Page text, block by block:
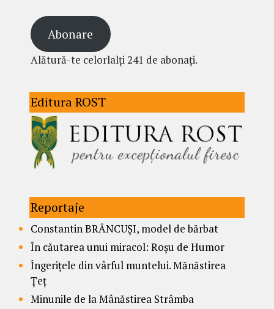
Abonare
Alătură-te celorlalți 241 de abonați.
Editura ROST
Reportaje
Constantin BRÂNCUȘI, model de bărbat
În căutarea unui miracol: Roșu de Humor
Îngerițele din vârful muntelui. Mănăstirea
Țeț
Minunile de la Mânăstirea Strâmba